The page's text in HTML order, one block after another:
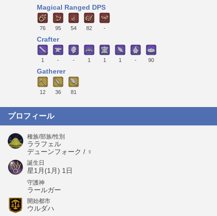
Magical Ranged DPS
76 95 54 82 -
Crafter
1 - - 1 1 1 - 90
Gatherer
12 36 81
プロフィール
種族/部族/性別
ララフェル
デューンフォーク / ♀
誕生日
星1月(1月) 1日
守護神
ラールガー
開始都市
ウルダハ